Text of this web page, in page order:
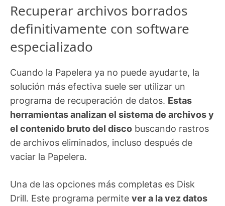
Recuperar archivos borrados
definitivamente con software
especializado
Cuando la Papelera ya no puede ayudarte, la
solución más efectiva suele ser utilizar un
programa de recuperación de datos. Estas
herramientas analizan el sistema de archivos y
el contenido bruto del disco buscando rastros
de archivos eliminados, incluso después de
vaciar la Papelera.
Una de las opciones más completas es Disk
Drill. Este programa permite ver a la vez datos